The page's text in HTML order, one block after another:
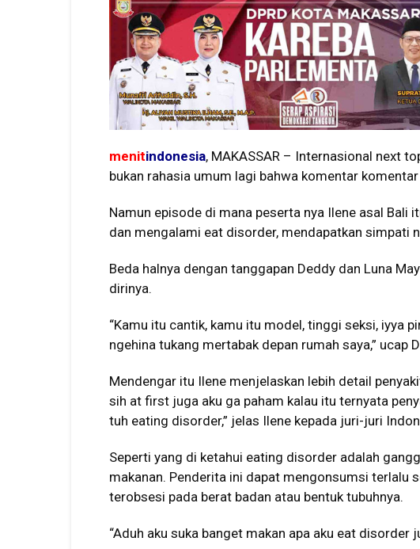
menitindonesia, MAKASSAR – Internasional next
bukan rahasia umum lagi bahwa komentar
Namun episode di mana peserta nya Ilene asal Bali
dan mengalami eat disorder, mendapatkan simpati
Beda halnya dengan tanggapan Deddy dan Luna
dirinya.
“Kamu itu cantik, kamu itu model, tinggi seksi, iyya
ngehina tukang mertabak depan rumah saya,” ucap
Mendengar itu Ilene menjelaskan lebih detail
sih at first juga aku ga paham kalau itu ternyata
tuh eating disorder,” jelas Ilene kepada juri-juri
Seperti yang di ketahui eating disorder adalah
makanan. Penderita ini dapat mengonsumsi terlalu
terobsesi pada berat badan atau bentuk tubuhnya.
“Aduh aku suka banget makan apa aku eat disorder